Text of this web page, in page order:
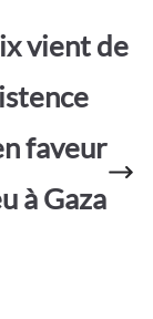
vient de
faveur
à Gaza